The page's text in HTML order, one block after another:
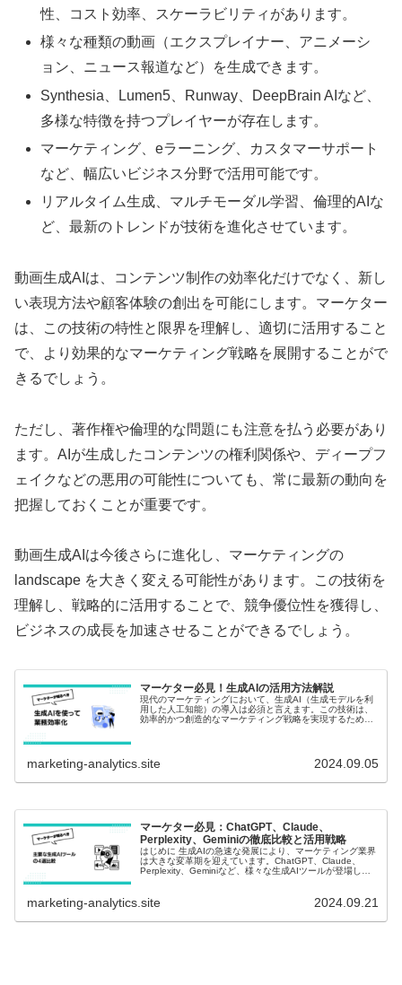
性、コスト効率、スケーラビリティがあります。
様々な種類の動画（エクスプレイナー、アニメーシ
ョン、ニュース報道など）を生成できます。
Synthesia、Lumen5、Runway、DeepBrain AIなど、
多様な特徴を持つプレイヤーが存在します。
マーケティング、eラーニング、カスタマーサポート
など、幅広いビジネス分野で活用可能です。
リアルタイム生成、マルチモーダル学習、倫理的AIな
ど、最新のトレンドが技術を進化させています。
動画生成AIは、コンテンツ制作の効率化だけでなく、新し
い表現方法や顧客体験の創出を可能にします。マーケター
は、この技術の特性と限界を理解し、適切に活用すること
で、より効果的なマーケティング戦略を展開することがで
きるでしょう。
ただし、著作権や倫理的な問題にも注意を払う必要があり
ます。AIが生成したコンテンツの権利関係や、ディープフ
ェイクなどの悪用の可能性についても、常に最新の動向を
把握しておくことが重要です。
動画生成AIは今後さらに進化し、マーケティングの
landscape を大きく変える可能性があります。この技術を
理解し、戦略的に活用することで、競争優位性を獲得し、
ビジネスの成長を加速させることができるでしょう。
マーケター必見！生成AIの活用方法解説
現代のマーケティングにおいて、生成AI（生成モデルを利
用した人工知能）の導入は必須と言えます。この技術は、
効率的かつ創造的なマーケティング戦略を実現するために
marketing-analytics.site 2024.09.05
マーケター必見：ChatGPT、Claude、
Perplexity、Geminiの徹底比較と活用戦略
はじめに 生成AIの急速な発展により、マーケティング業界
は大きな変革期を迎えています。ChatGPT、Claude、
Perplexity、Geminiなど、様々な生成AIツールが登場し、
marketing-analytics.site 2024.09.21